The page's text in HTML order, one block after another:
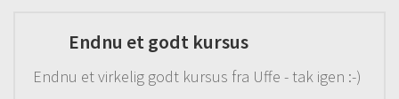
Endnu et godt kursus
Endnu et virkelig godt kursus fra Uffe - tak igen :-)